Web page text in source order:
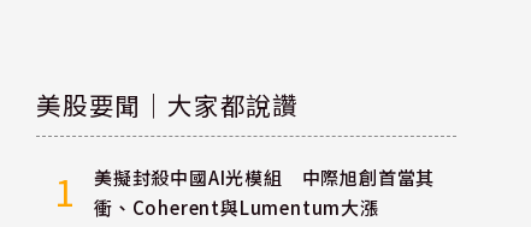
美股要聞｜大家都說讚
1
美擬封殺中國AI光模組 中際旭創首當其
衝、Coherent與Lumentum大漲